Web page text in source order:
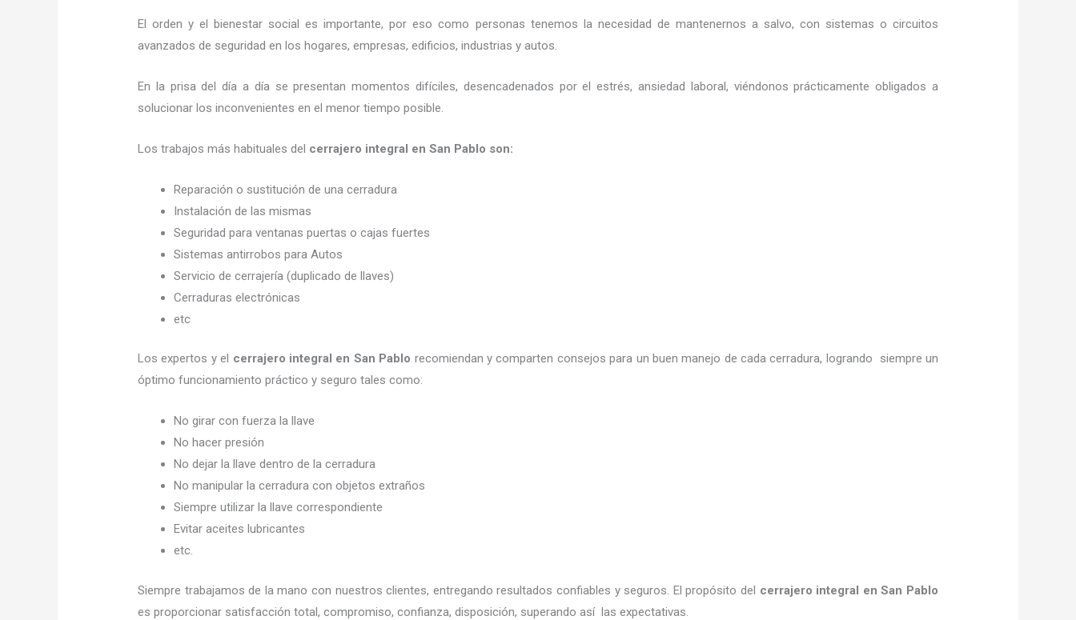
El orden y el bienestar social es importante, por eso como personas tenemos la necesidad de mantenernos a salvo, con sistemas o circuitos
avanzados de seguridad en los hogares, empresas, edificios, industrias y autos.
En la prisa del día a día se presentan momentos difíciles, desencadenados por el estrés, ansiedad laboral, viéndonos prácticamente obligados a
solucionar los inconvenientes en el menor tiempo posible.
Los trabajos más habituales del cerrajero integral en San Pablo son:
Reparación o sustitución de una cerradura
Instalación de las mismas
Seguridad para ventanas puertas o cajas fuertes
Sistemas antirrobos para Autos
Servicio de cerrajería (duplicado de llaves)
Cerraduras electrónicas
etc
Los expertos y el cerrajero integral en San Pablo recomiendan y comparten consejos para un buen manejo de cada cerradura, logrando siempre un
óptimo funcionamiento práctico y seguro tales como:
No girar con fuerza la llave
No hacer presión
No dejar la llave dentro de la cerradura
No manipular la cerradura con objetos extraños
Siempre utilizar la llave correspondiente
Evitar aceites lubricantes
etc.
Siempre trabajamos de la mano con nuestros clientes, entregando resultados confiables y seguros. El propósito del cerrajero integral en San Pablo
es proporcionar satisfacción total, compromiso, confianza, disposición, superando así las expectativas.